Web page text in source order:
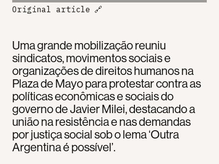
Uma grande mobilização reuniu
sindicatos, movimentos sociais e
organizações de direitos humanos na
Plaza de Mayo para protestar contra as
políticas econômicas e sociais do
governo de Javier Milei, destacando a
união na resistência e nas demandas
por justiça social sob o lema ‘Outra
Argentina é possível’.
Original article 🔗